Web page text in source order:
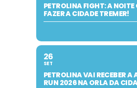
PETROLINA FIGHT: A NOITE
FAZER A CIDADE TREMER!
26
SET
PETROLINA VAI RECEBER A
RUN 2026 NA ORLA DA